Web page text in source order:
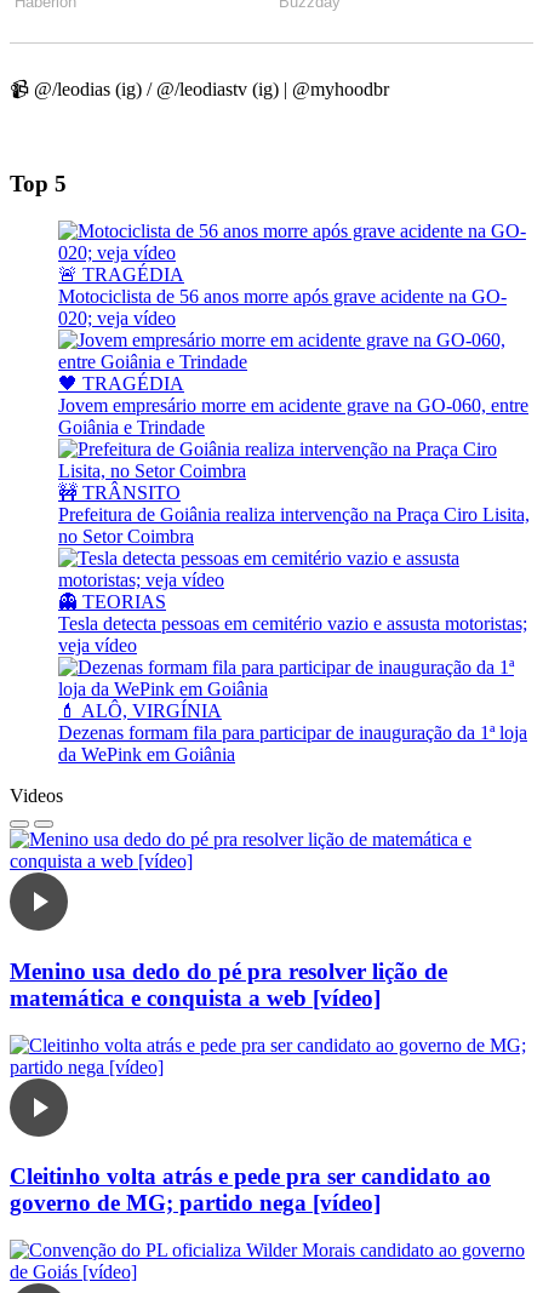
📹 @/leodias (ig) / @/leodiastv (ig) | @myhoodbr
Top 5
🚨 TRAGÉDIA
Motociclista de 56 anos morre após grave acidente na GO-
020; veja vídeo
🖤 TRAGÉDIA
Jovem empresário morre em acidente grave na GO-060, entre
Goiânia e Trindade
🚧 TRÂNSITO
Prefeitura de Goiânia realiza intervenção na Praça Ciro Lisita,
no Setor Coimbra
👻 TEORIAS
Tesla detecta pessoas em cemitério vazio e assusta motoristas;
veja vídeo
💄 ALÔ, VIRGÍNIA
Dezenas formam fila para participar de inauguração da 1ª loja
da WePink em Goiânia
Videos
Menino usa dedo do pé pra resolver lição de
matemática e conquista a web [vídeo]
Cleitinho volta atrás e pede pra ser candidato ao
governo de MG; partido nega [vídeo]